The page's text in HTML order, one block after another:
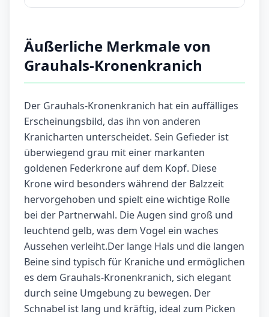
Äußerliche Merkmale von
Grauhals-Kronenkranich
Der Grauhals-Kronenkranich hat ein auffälliges
Erscheinungsbild, das ihn von anderen
Kranicharten unterscheidet. Sein Gefieder ist
überwiegend grau mit einer markanten
goldenen Federkrone auf dem Kopf. Diese
Krone wird besonders während der Balzzeit
hervorgehoben und spielt eine wichtige Rolle
bei der Partnerwahl. Die Augen sind groß und
leuchtend gelb, was dem Vogel ein waches
Aussehen verleiht.Der lange Hals und die langen
Beine sind typisch für Kraniche und ermöglichen
es dem Grauhals-Kronenkranich, sich elegant
durch seine Umgebung zu bewegen. Der
Schnabel ist lang und kräftig, ideal zum Picken